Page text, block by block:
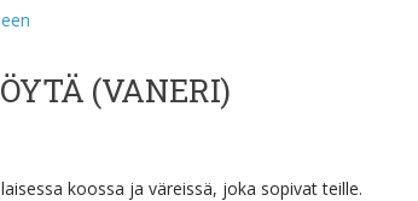
(VANERI)
koossa ja väreissä, joka sopivat teille.